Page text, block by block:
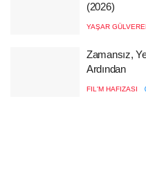
(2026)
YAŞAR
Zamansız,
Ardından
FIL'M HAFIZASI